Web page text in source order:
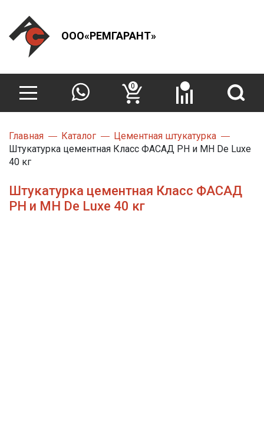
ООО«РЕМГАРАНТ»
0
Главная Каталог
Цементная штукатурка
Штукатурка цементная Класс ФАСАД РН и МН De Luxe
40 кг
Штукатурка цементная Класс ФАСАД
РН и МН De Luxe 40 кг